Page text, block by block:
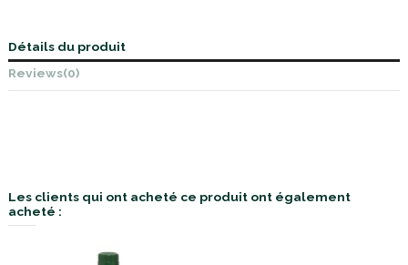
Détails du produit
Reviews(0)
Les clients qui ont acheté ce produit ont également
acheté :